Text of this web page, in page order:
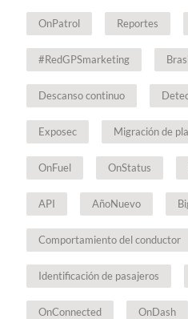
OnPatrol Reportes
#RedGPSmarketing
Descanso continuo
Exposec Migración de
OnFuel OnStatus
API AñoNuevo
Comportamiento del conductor
Identificación de pasajeros
OnConnected OnDash